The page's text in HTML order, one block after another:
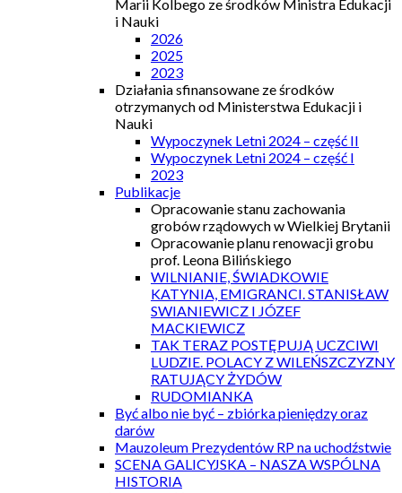
Marii Kolbego ze środków Ministra Edukacji
i Nauki
2026
2025
2023
Działania sfinansowane ze środków
otrzymanych od Ministerstwa Edukacji i
Nauki
Wypoczynek Letni 2024 – część II
Wypoczynek Letni 2024 – część I
2023
Publikacje
Opracowanie stanu zachowania
grobów rządowych w Wielkiej Brytanii
Opracowanie planu renowacji grobu
prof. Leona Bilińskiego
WILNIANIE, ŚWIADKOWIE
KATYNIA, EMIGRANCI. STANISŁAW
SWIANIEWICZ I JÓZEF
MACKIEWICZ
TAK TERAZ POSTĘPUJĄ UCZCIWI
LUDZIE. POLACY Z WILEŃSZCZYZNY
RATUJĄCY ŻYDÓW
RUDOMIANKA
Być albo nie być – zbiórka pieniędzy oraz
darów
Mauzoleum Prezydentów RP na uchodźstwie
SCENA GALICYJSKA – NASZA WSPÓLNA
HISTORIA